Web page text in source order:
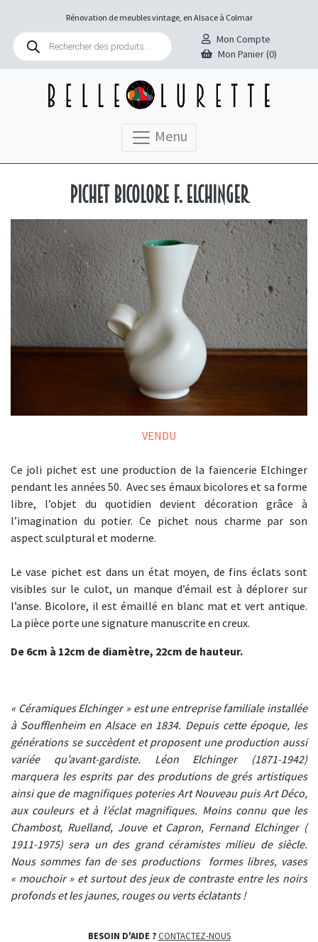
Rénovation de meubles vintage, en Alsace à Colmar
Recherche
produits
Mon Compte
Mon Panier (0)
Menu
Pichet bicolore F. Elchinger
VENDU
Ce joli pichet est une production de la faïencerie Elchinger
pendant les années 50. Avec ses émaux bicolores et sa forme
libre, l’objet du quotidien devient décoration grâce à
l’imagination du potier. Ce pichet nous charme par son
aspect sculptural et moderne.
Le vase pichet est dans un état moyen, de fins éclats sont
visibles sur le culot, un manque d’émail est à déplorer sur
l’anse. Bicolore, il est émaillé en blanc mat et vert antique.
La pièce porte une signature manuscrite en creux.
De 6cm à 12cm de diamètre, 22cm de hauteur.
« Céramiques Elchinger » est une entreprise familiale installée
à Soufflenheim en Alsace en 1834. Depuis cette époque, les
générations se succèdent et proposent une production aussi
variée qu’avant-gardiste. Léon Elchinger (1871-1942)
marquera les esprits par des produtions de grés artistiques
ainsi que de magnifiques poteries Art Nouveau puis Art Déco,
aux couleurs et à l’éclat magnifiques. Moins connu que les
Chambost, Ruelland, Jouve et Capron, Fernand Elchinger (
1911-1975) sera un des grand céramistes milieu de siècle.
Nous sommes fan de ses productions formes libres, vases
« mouchoir » et surtout des jeux de contraste entre les noirs
profonds et les jaunes, rouges ou verts éclatants !
BESOIN D'AIDE ? CONTACTEZ-NOUS